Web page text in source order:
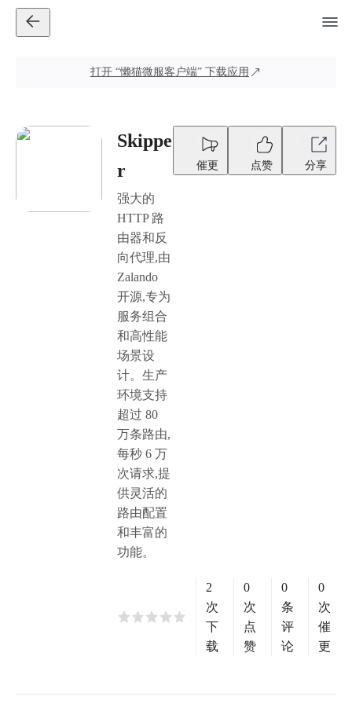
打开 “懒猫微服客户端” 下载应用
Skippe
r
强大的
HTTP 路
由器和反
向代理,由
Zalando
开源,专为
服务组合
和高性能
场景设
计。生产
环境支持
超过 80
万条路由,
每秒 6 万
次请求,提
供灵活的
路由配置
和丰富的
功能。
催更 点赞 分享
2
次
下
载
0
次
点
赞
0
条
评
论
0
次
催
更